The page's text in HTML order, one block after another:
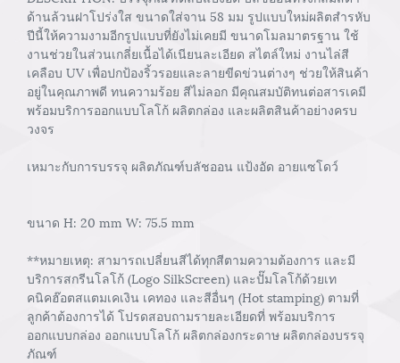
ด้านล้วนฝาโปร่งใส ขนาดใส่จาน 58 มม รูปแบบใหม่ผลิตสำรหับ
ปีนี้ให้ความงามอีกรูปแบบที่ยังไม่เคยมี ขนาดโมลมาตรฐาน ใช้
งานช่วยในส่วนเกลี่ยเนื้อได้เนียนละเอียด สไตล์ใหม่ งานไล่สี
เคลือบ UV เพื่อปกป้องริ้วรอยและลายขีดข่วนต่างๆ ช่วยให้สินค้า
อยู่ในคุณภาพดี ทนความร้อย สีไม่ลอก มีคุณสมบัติทนต่อสารเคมี
พร้อมบริการออกแบบโลโก้ ผลิตกล่อง และผลิตสินค้าอย่างครบ
วงจร
เหมาะกับการบรรจุ ผลิตภัณฑ์บลัชออน แป้งอัด อายแซโดว์
ขนาด H: 20 mm W: 75.5 mm
**หมายเหตุ: สามารถเปลี่ยนสีได้ทุกสีตามความต้องการ และมี
บริการสกรีนโลโก้ (Logo SilkScreen) และปั๊มโลโก้ด้วยเท
คนิคฮ๊อตสแตมเคเงิน เคทอง และสีอื่นๆ (Hot stamping) ตามที่
ลูกค้าต้องการได้ โปรดสอบถามรายละเอียดที่ พร้อมบริการ
ออกแบบกล่อง ออกแบบโลโก้ ผลิตกล่องกระดาษ ผลิตกล่องบรรจุ
ภัณฑ์